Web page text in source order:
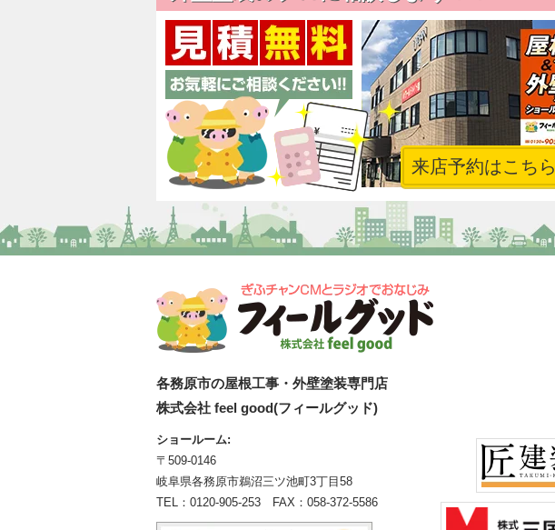
来店予約はこちら
各務原市の屋根工事・外壁塗装専門店
株式会社 feel good(フィールグッド)
ショールーム:
〒509-0146
岐阜県各務原市鵜沼三ツ池町3丁目58
TEL： 0120-905-253 FAX：058-372-5586